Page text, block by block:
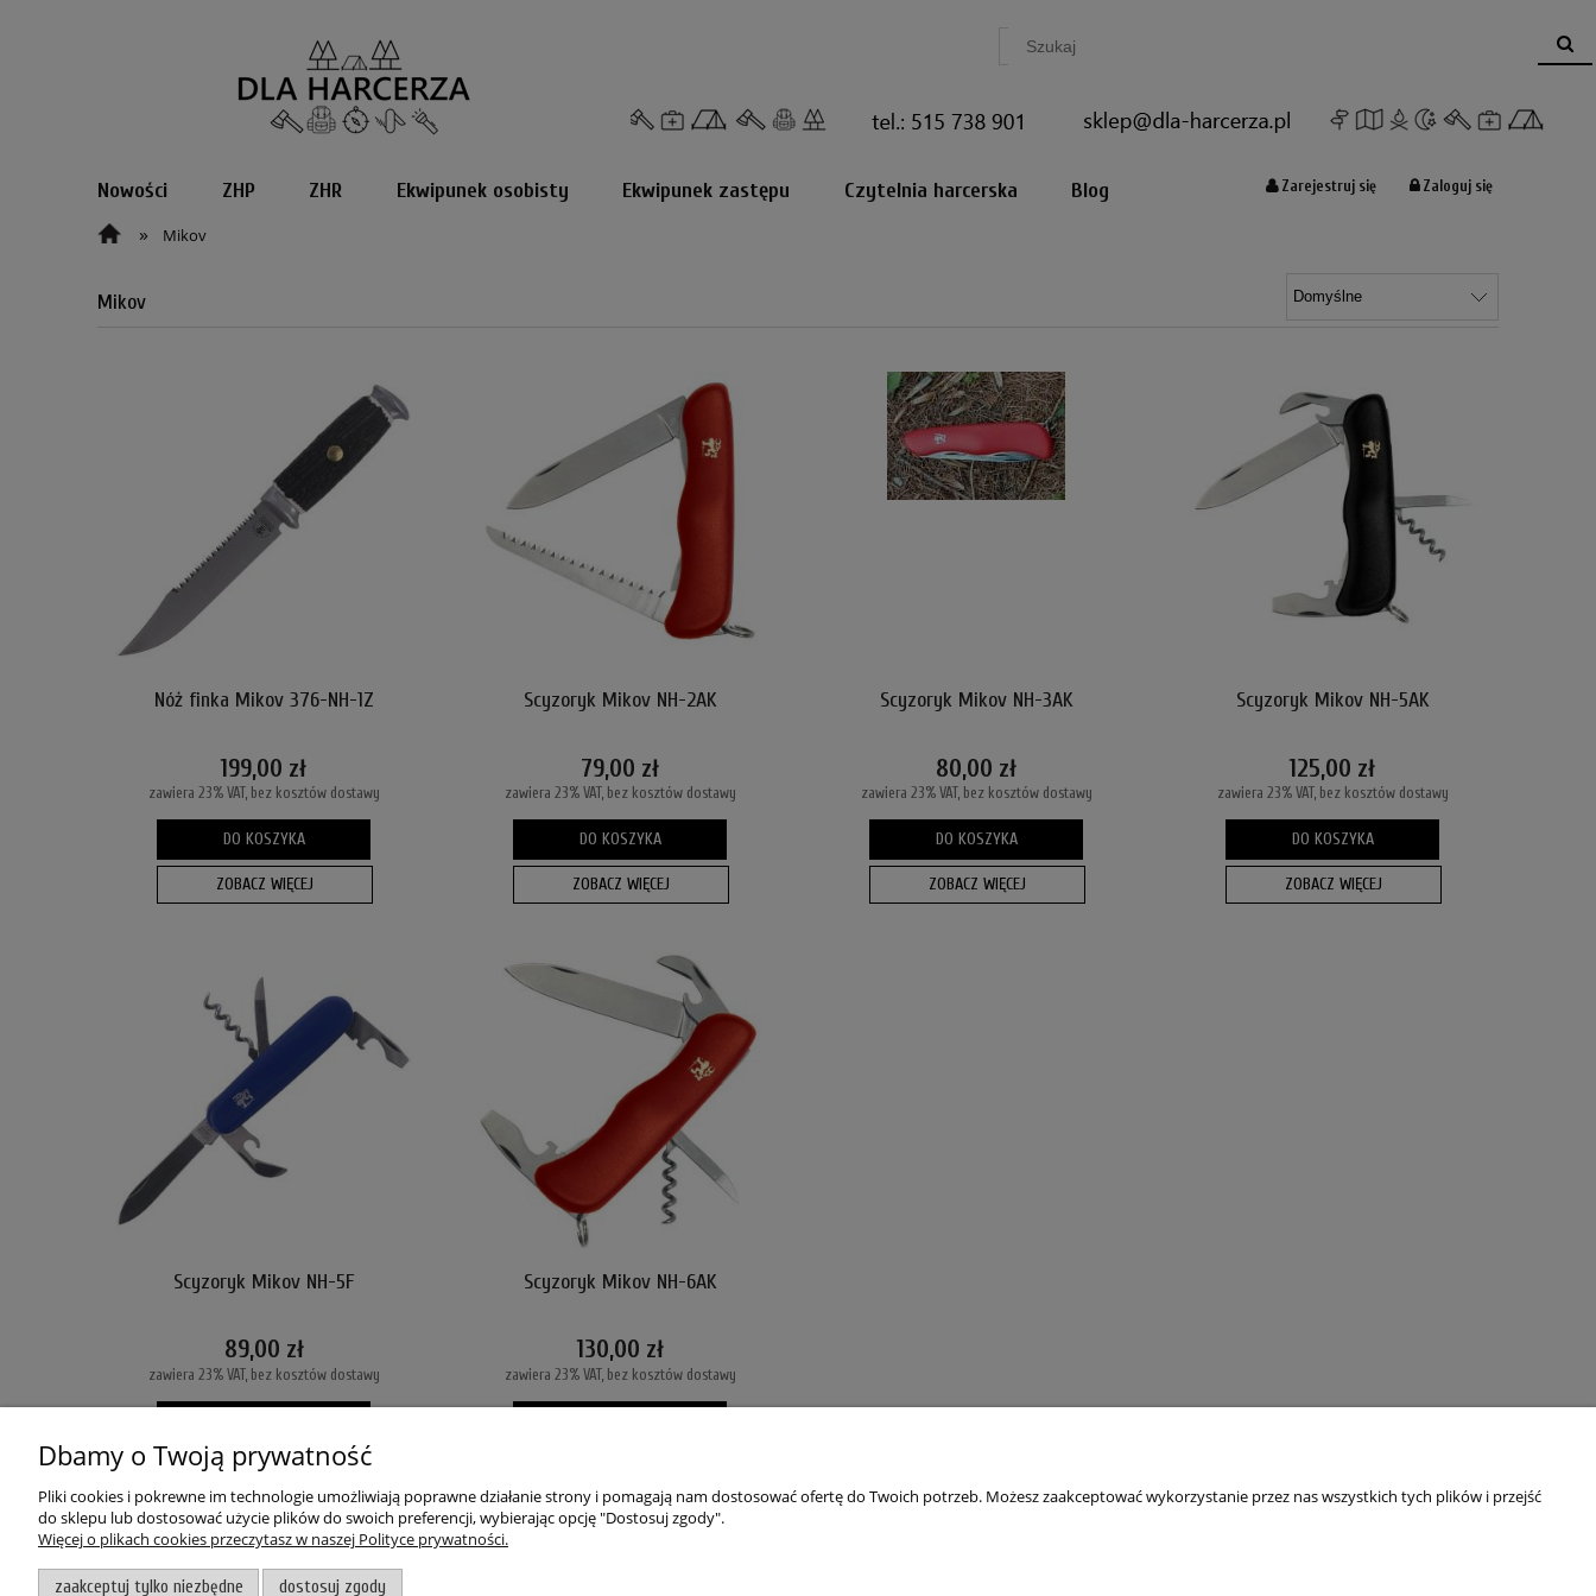
Zarejestruj się Zaloguj się
Nowości ZHP ZHR Ekwipunek osobisty Ekwipunek zastępu Czytelnia harcerska Blog
» Mikov
Mikov
Nóż finka Mikov 376-NH-1Z
199,00 zł
zawiera 23% VAT, bez kosztów dostawy
DO KOSZYKA
ZOBACZ WIĘCEJ
Scyzoryk Mikov NH-2AK
79,00 zł
zawiera 23% VAT, bez kosztów dostawy
DO KOSZYKA
ZOBACZ WIĘCEJ
Scyzoryk Mikov NH-3AK
80,00 zł
zawiera 23% VAT, bez kosztów dostawy
DO KOSZYKA
ZOBACZ WIĘCEJ
Scyzoryk Mikov NH-5AK
125,00 zł
zawiera 23% VAT, bez kosztów dostawy
DO KOSZYKA
ZOBACZ WIĘCEJ
Scyzoryk Mikov NH-5F
89,00 zł
zawiera 23% VAT, bez kosztów dostawy
ZOBACZ WIĘCEJ
Scyzoryk Mikov NH-6AK
130,00 zł
zawiera 23% VAT, bez kosztów dostawy
POMOC
Dbamy o Twoją prywatność
Pliki cookies i pokrewne im technologie umożliwiają poprawne działanie strony i pomagają nam dostosować ofertę do Twoich potrzeb. Możesz zaakceptować wykorzystanie przez nas wszystkich tych plików i przejść
do sklepu lub dostosować użycie plików do swoich preferencji, wybierając opcję "Dostosuj zgody".
Więcej o plikach cookies przeczytasz w naszej Polityce prywatności.
zaakceptuj tylko niezbędne dostosuj zgody